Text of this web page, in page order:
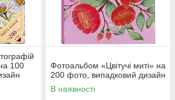
100
Фотоальбом «Цвітучі миті» на
200 фото, випадковий дизайн
В наявності